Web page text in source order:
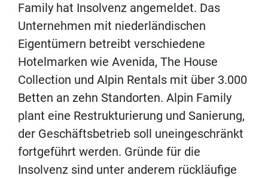
Family hat Insolvenz angemeldet. Das
Unternehmen mit niederländischen
Eigentümern betreibt verschiedene
Hotelmarken wie Avenida, The House
Collection und Alpin Rentals mit über 3.000
Betten an zehn Standorten. Alpin Family
plant eine Restrukturierung und Sanierung,
der Geschäftsbetrieb soll uneingeschränkt
fortgeführt werden. Gründe für die
Insolvenz sind unter anderem rückläufige